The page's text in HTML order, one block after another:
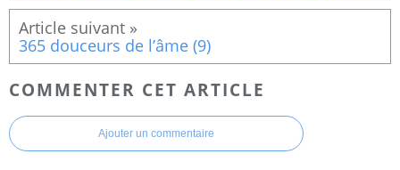
365 douceurs de l’âme (9)
COMMENTER CET ARTICLE
Ajouter un commentaire